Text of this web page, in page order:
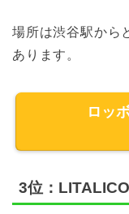
場所は渋谷駅から
あります。
ロッ
3位：